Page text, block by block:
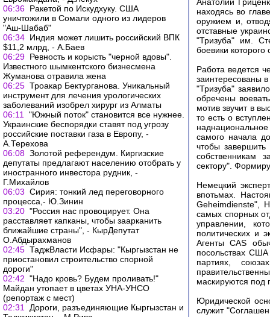
06:36 Ракетой по Искудхуку. США
уничтожили в Сомали одного из лидеров
"Аш-Шабаб"
06:34 Индия может лишить российский ВПК
$11,2 млрд, - А.Баев
06:29 Ревность и корысть "черной вдовы".
Известного шымкентского бизнесмена
Жуманова отравила жена
06:25 Троакар Бектурганова. Уникальный
инструмент для лечения урологических
заболеваний изобрел хирург из Алматы
06:11
"Южный поток" становится все нужнее.
Украинские беспорядки ставят под угрозу
российские поставки газа в Европу, -
А.Терехова
06:08 Золотой референдум. Киргизские
депутаты предлагают населению отобрать у
иностранного инвестора рудник, -
Г.Михайлов
06:03 Сирия: тонкий лед переговорного
процесса,- Ю.Зинин
03:20 "Россия нас провоцирует. Она
расставляет капканы, чтобы заарканить
ближайшие страны", - КырДепутат
О.Абдырахманов
02:45 ТаджВласти Исфары: "Кыргызстан не
приостановил строительство спорной
дороги"
02:42 "Надо кровь? Будем проливать!"
Майдан утопает в цветах УНА-УНСО
(репортаж с мест)
02:31
Дороги, разъединяющие Кыргызстан и
находясь во
оружием и,
отставные
"Тризуба" им.
боевики которого
Работа ведется
заинтересованы
"Тризуба"
обречены
мотив звучит в
то есть о
самого начала
чтобы
собственникам
сектору".
Немецкий
впотьмах.
Geheimdienste",
самых спорных
управлении,
политических и
Агенты CAS
посольствах
партиях,
маскируются под
Юридической
служит